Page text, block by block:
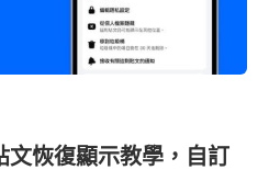
文恢復顯示教學，自訂